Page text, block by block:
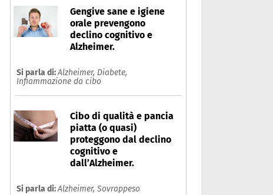
Gengive sane e igiene
orale prevengono
declino cognitivo e
Alzheimer.
Si parla di:Alzheimer, Diabete,
Infiammazione da cibo
Cibo di qualità e pancia
piatta (o quasi)
proteggono dal declino
cognitivo e
dall’Alzheimer.
Si parla di:Alzheimer, Sovrappeso